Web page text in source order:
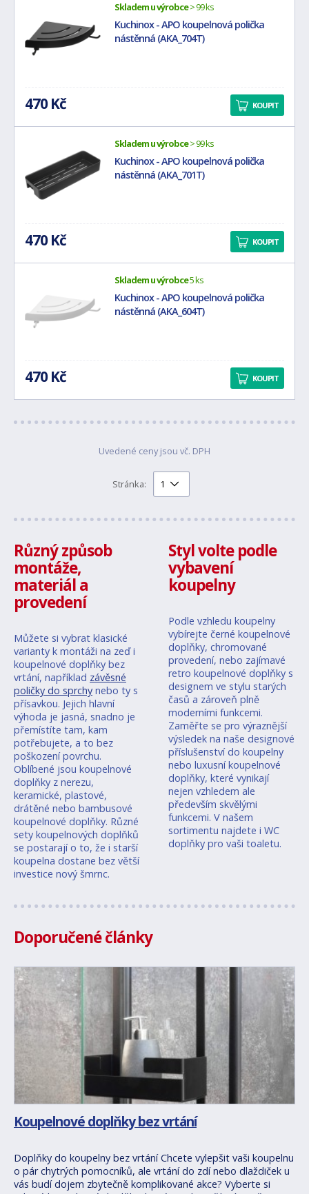
Skladem u výrobce> 99 ks
Kuchinox - APO koupelnová polička
nástěnná (AKA_704T)
470 Kč KOUPIT
Skladem u výrobce> 99 ks
Kuchinox - APO koupelnová polička
nástěnná (AKA_701T)
470 Kč KOUPIT
Skladem u výrobce5 ks
Kuchinox - APO koupelnová polička
nástěnná (AKA_604T)
470 Kč KOUPIT
Uvedené ceny jsou vč. DPH
Stránka:
Různý způsob
montáže,
materiál a
provedení
Můžete si vybrat klasické
varianty k montáži na zeď i
koupelnové doplňky bez
vrtání, například závěsné
poličky do sprchy nebo ty s
přísavkou. Jejich hlavní
výhoda je jasná, snadno je
přemístíte tam, kam
potřebujete, a to bez
poškození povrchu.
Oblíbené jsou koupelnové
doplňky z nerezu,
keramické, plastové,
drátěné nebo bambusové
koupelnové doplňky. Různé
sety koupelnových doplňků
se postarají o to, že i starší
koupelna dostane bez větší
investice nový šmrnc.
Styl volte podle
vybavení
koupelny
Podle vzhledu koupelny
vybírejte černé koupelnové
doplňky, chromované
provedení, nebo zajímavé
retro koupelnové doplňky s
designem ve stylu starých
časů a zároveň plně
moderními funkcemi.
Zaměřte se pro výraznější
výsledek na naše designové
příslušenství do koupelny
nebo luxusní koupelnové
doplňky, které vynikají
nejen vzhledem ale
především skvělými
funkcemi. V našem
sortimentu najdete i WC
doplňky pro vaši toaletu.
Doporučené články
Koupelnové doplňky bez vrtání
Doplňky do koupelny bez vrtání Chcete vylepšit vaši koupelnu
o pár chytrých pomocníků, ale vrtání do zdí nebo dlaždiček u
vás budí dojem zbytečně komplikované akce? Vyberte si